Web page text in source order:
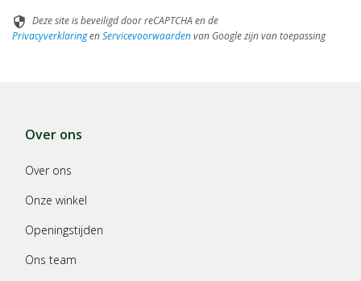
security Deze site is beveiligd door reCAPTCHA en de
PrivacyverklaringenServicevoorwaardenvan Google zijn van toepassing
Over ons
Over ons
Onze winkel
Openingstijden
Ons team